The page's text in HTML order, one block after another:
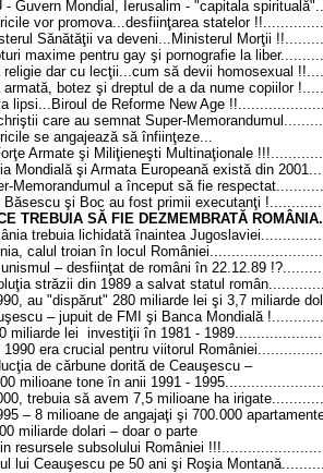
- Guvern Mondial, Ierusalim - "capitala
vor promova...desfiinţarea statelor
Sănătăţii va deveni...Ministerul Morţii
maxime pentru gay şi pornografie la
religie dar cu lecţii...cum să devii homosexual
armată, botez şi dreptul de a da nume copiilor
lipsi...Biroul de Reforme New Age
care au semnat Super-
se angajează să înfiinţeze...
Armate şi Miliţieneşti Multinaţionale
Mondială şi Armata Europeană există din
Memorandumul a început să fie
Băsescu şi Boc au fost primii executanţi
TREBUIA SĂ FIE DEZMEMBRATĂ
trebuia lichidată înaintea
calul troian în locul
– desfiinţat de români în 22.12.89
străzii din 1989 a salvat statul
au "dispărut" 280 miliarde lei şi 3,7 miliarde
– jupuit de FMI şi Banca Mondială
miliarde lei investiţii în 1981 -
1990 era crucial pentru viitorul
de cărbune dorită de Ceauşescu –
milioane tone în anii 1991 -
trebuia să avem 7,5 milioane ha
– 8 milioane de angajaţi şi 700.000
miliarde dolari – doar o parte
resursele subsolului României
lui Ceauşescu pe 50 ani şi Roşia